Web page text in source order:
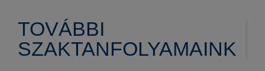
TOVÁBBI
SZAKTANFOLYAMAINK